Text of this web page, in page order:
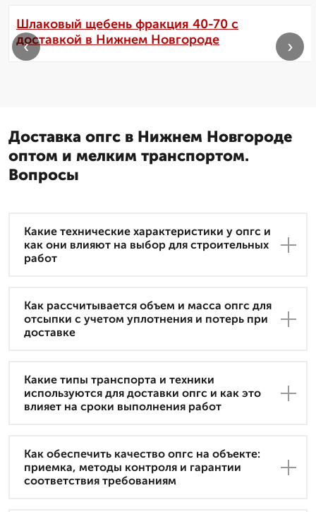
Шлаковый щебень фракция 40-70 с
доставкой в Нижнем Новгороде
‹ ›
Доставка опгс в Нижнем Новгороде
оптом и мелким транспортом.
Вопросы
Какие технические характеристики у опгс и
как они влияют на выбор для строительных
работ
Как рассчитывается объем и масса опгс для
отсыпки с учетом уплотнения и потерь при
доставке
Какие типы транспорта и техники
используются для доставки опгс и как это
влияет на сроки выполнения работ
Как обеспечить качество опгс на объекте:
приемка, методы контроля и гарантии
соответствия требованиям